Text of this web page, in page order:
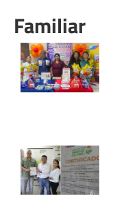
Familiar